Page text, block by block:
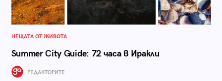
НЕЩАТА ОТ ЖИВОТА
Summer City Guide: 72 часа в Иракли
РЕДАКТОРИТЕ